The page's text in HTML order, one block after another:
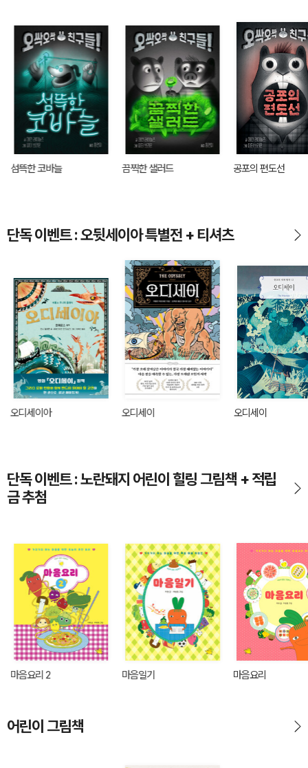
섬뜩한 코바늘 끔찍한 샐러드 공포의 편도선
단독 이벤트 : 오뒷세이아 특별전 + 티셔츠
오디세이아 오디세이 오디세이
단독 이벤트 : 노란돼지 어린이 힐링 그림책 + 적립
금 추첨
마음요리 2 마음일기 마음요리
어린이 그림책